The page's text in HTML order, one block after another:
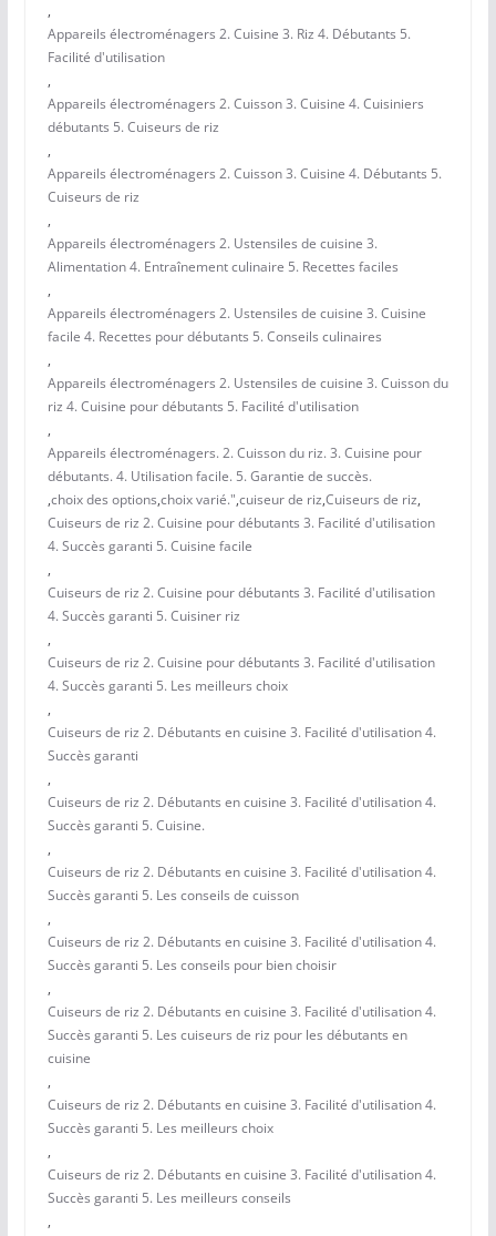
,
Appareils électroménagers 2. Cuisine 3. Riz 4. Débutants 5.
Facilité d'utilisation
,
Appareils électroménagers 2. Cuisson 3. Cuisine 4. Cuisiniers
débutants 5. Cuiseurs de riz
,
Appareils électroménagers 2. Cuisson 3. Cuisine 4. Débutants 5.
Cuiseurs de riz
,
Appareils électroménagers 2. Ustensiles de cuisine 3.
Alimentation 4. Entraînement culinaire 5. Recettes faciles
,
Appareils électroménagers 2. Ustensiles de cuisine 3. Cuisine
facile 4. Recettes pour débutants 5. Conseils culinaires
,
Appareils électroménagers 2. Ustensiles de cuisine 3. Cuisson du
riz 4. Cuisine pour débutants 5. Facilité d'utilisation
,
Appareils électroménagers. 2. Cuisson du riz. 3. Cuisine pour
débutants. 4. Utilisation facile. 5. Garantie de succès.
,choix des options,choix varié.",cuiseur de riz,Cuiseurs de riz,
Cuiseurs de riz 2. Cuisine pour débutants 3. Facilité d'utilisation
4. Succès garanti 5. Cuisine facile
,
Cuiseurs de riz 2. Cuisine pour débutants 3. Facilité d'utilisation
4. Succès garanti 5. Cuisiner riz
,
Cuiseurs de riz 2. Cuisine pour débutants 3. Facilité d'utilisation
4. Succès garanti 5. Les meilleurs choix
,
Cuiseurs de riz 2. Débutants en cuisine 3. Facilité d'utilisation 4.
Succès garanti
,
Cuiseurs de riz 2. Débutants en cuisine 3. Facilité d'utilisation 4.
Succès garanti 5. Cuisine.
,
Cuiseurs de riz 2. Débutants en cuisine 3. Facilité d'utilisation 4.
Succès garanti 5. Les conseils de cuisson
,
Cuiseurs de riz 2. Débutants en cuisine 3. Facilité d'utilisation 4.
Succès garanti 5. Les conseils pour bien choisir
,
Cuiseurs de riz 2. Débutants en cuisine 3. Facilité d'utilisation 4.
Succès garanti 5. Les cuiseurs de riz pour les débutants en
cuisine
,
Cuiseurs de riz 2. Débutants en cuisine 3. Facilité d'utilisation 4.
Succès garanti 5. Les meilleurs choix
,
Cuiseurs de riz 2. Débutants en cuisine 3. Facilité d'utilisation 4.
Succès garanti 5. Les meilleurs conseils
,